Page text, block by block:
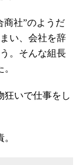
社”のようだ
い、会社を辞
。そんな組長
いで仕事をし